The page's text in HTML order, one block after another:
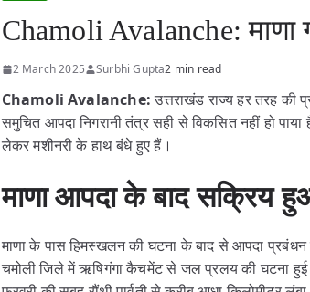
Chamoli Avalanche:
2 March 2025 Surbhi Gupta2 min read
Chamoli Avalanche:उत्तराखंड राज्य हर तरह
समुचित आपदा निगरानी तंत्र सही से विकसित नहीं हो
लेकर मशीनरी के हाथ बंधे हुए हैं।
माणा आपदा के बाद सक्रिय
माणा के पास हिमस्खलन की घटना के बाद से आपदा
चमोली जिले में ऋषिगंगा कैचमेंट से जल प्रलय की घटना हुई